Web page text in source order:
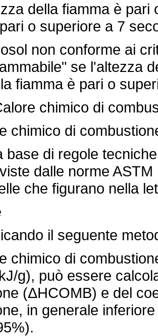
della fiamma è pari
o superiore a 7
non conforme ai
se l'altezza
fiamma è pari o
chimico di
di
di regole
dalle norme
che figurano nella
il seguente
di
g), può essere
(ΔHCOMB) e del
in generale